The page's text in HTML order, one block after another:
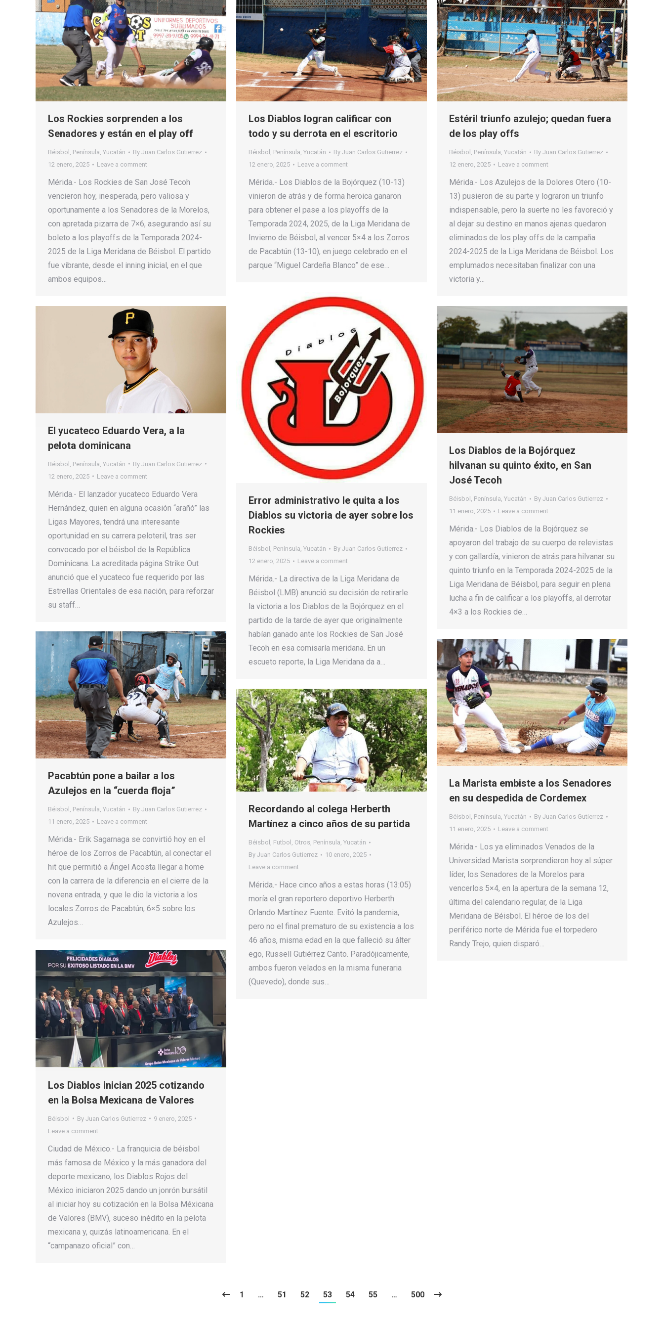
Los Rockies sorprenden a los
Senadores y están en el play off
Béisbol , Península, Yucatán By Juan Carlos Gutierrez
12 enero, 2025
Leave a comment
Mérida.- Los Rockies de San José Tecoh
vencieron hoy, inesperada, pero valiosa y
oportunamente a los Senadores de la Morelos,
con apretada pizarra de 7×6, asegurando así su
boleto a los playoffs de la Temporada 2024-
2025 de la Liga Meridana de Béisbol. El partido
fue vibrante, desde el inning inicial, en el que
ambos equipos…
Los Diablos logran calificar con
todo y su derrota en el escritorio
Béisbol , Península, Yucatán By Juan Carlos Gutierrez
12 enero, 2025
Leave a comment
Mérida.- Los Diablos de la Bojórquez (10-13)
vinieron de atrás y de forma heroica ganaron
para obtener el pase a los playoffs de la
Temporada 2024, 2025, de la Liga Meridana de
Invierno de Béisbol, al vencer 5×4 a los Zorros
de Pacabtún (13-10), en juego celebrado en el
parque “Miguel Cardeña Blanco” de ese…
Estéril triunfo azulejo; quedan fuera
de los play offs
Béisbol , Península, Yucatán By Juan Carlos Gutierrez
12 enero, 2025
Leave a comment
Mérida.- Los Azulejos de la Dolores Otero (10-
13) pusieron de su parte y lograron un triunfo
indispensable, pero la suerte no les favoreció y
al dejar su destino en manos ajenas quedaron
eliminados de los play offs de la campaña
2024-2025 de la Liga Meridana de Béisbol. Los
emplumados necesitaban finalizar con una
victoria y…
Error administrativo le quita a los
Diablos su victoria de ayer sobre los
Rockies
Béisbol , Península, Yucatán By Juan Carlos Gutierrez
12 enero, 2025
Leave a comment
Mérida.- La directiva de la Liga Meridana de
Béisbol (LMB) anunció su decisión de retirarle
la victoria a los Diablos de la Bojórquez en el
partido de la tarde de ayer que originalmente
habían ganado ante los Rockies de San José
Tecoh en esa comisaría meridana. En un
escueto reporte, la Liga Meridana da a…
El yucateco Eduardo Vera, a la
pelota dominicana
Béisbol Península Yucatán By Juan Carlos Gutierrez
12 enero, 2025
Leave a comment
Mérida.- El lanzador yucateco Eduardo Vera
Hernández, quien en alguna ocasión “arañó” las
Ligas Mayores, tendrá una interesante
oportunidad en su carrera peloteril, tras ser
convocado por el béisbol de la República
Dominicana. La acreditada página Strike Out
anunció que el yucateco fue requerido por las
Estrellas Orientales de esa nación, para reforzar
su staff…
Los Diablos de la Bojórquez
hilvanan su quinto éxito, en San
José Tecoh
Béisbol , Península, Yucatán By Juan Carlos Gutierrez
11 enero, 2025
Leave a comment
Mérida.- Los Diablos de la Bojórquez se
apoyaron del trabajo de su cuerpo de relevistas
y con gallardía, vinieron de atrás para hilvanar su
quinto triunfo en la Temporada 2024-2025 de la
Liga Meridana de Béisbol, para seguir en plena
lucha a fin de calificar a los playoffs, al derrotar
4×3 a los Rockies de…
Pacabtún pone a bailar a los
Azulejos en la “cuerda floja”
Béisbol , Península, Yucatán By Juan Carlos Gutierrez
11 enero, 2025
Leave a comment
Mérida.- Erik Sagarnaga se convirtió hoy en el
héroe de los Zorros de Pacabtún, al conectar el
hit que permitió a Ángel Acosta llegar a home
con la carrera de la diferencia en el cierre de la
novena entrada, y que le dio la victoria a los
locales Zorros de Pacabtún, 6×5 sobre los
Azulejos…
La Marista embiste a los Senadores
en su despedida de Cordemex
Béisbol , Península, Yucatán By Juan Carlos Gutierrez
11 enero, 2025
Leave a comment
Mérida.- Los ya eliminados Venados de la
Universidad Marista sorprendieron hoy al súper
líder, los Senadores de la Morelos para
vencerlos 5×4, en la apertura de la semana 12,
última del calendario regular, de la Liga
Meridana de Béisbol. El héroe de los del
periférico norte de Mérida fue el torpedero
Randy Trejo, quien disparó…
Recordando al colega Herberth
Martínez a cinco años de su partida
Béisbol , Futbol , Otros, Península, Yucatán
By Juan Carlos Gutierrez
10 enero, 2025
Leave a comment
Mérida.- Hace cinco años a estas horas (13:05)
moría el gran reportero deportivo Herberth
Orlando Martínez Fuente. Evitó la pandemia,
pero no el final prematuro de su existencia a los
46 años, misma edad en la que falleció su álter
ego, Russell Gutiérrez Canto. Paradójicamente,
ambos fueron velados en la misma funeraria
(Quevedo), donde sus…
Los Diablos inician 2025 cotizando
en la Bolsa Mexicana de Valores
Béisbol By Juan Carlos Gutierrez
9 enero, 2025
Leave a comment
Ciudad de México.- La franquicia de béisbol
más famosa de México y la más ganadora del
deporte mexicano, los Diablos Rojos del
México iniciaron 2025 dando un jonrón bursátil
al iniciar hoy su cotización en la Bolsa Méxicana
de Valores (BMV), suceso inédito en la pelota
mexicana y, quizás latinoamericana. En el
“campanazo oficial” con…
1 … 51 52 53 54 55 … 500